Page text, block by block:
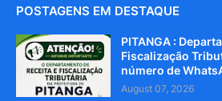
POSTAGENS EM DESTAQUE
PITANGA :
Fiscalização
número de
August 07, 2026